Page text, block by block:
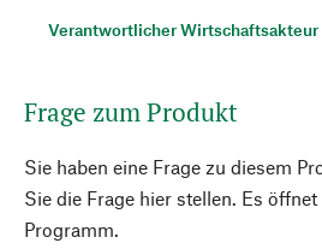
Verantwortlicher Wirtschaftsakteur
Frage zum Produkt
Sie haben eine Frage zu diesem
Sie die Frage hier stellen. Es
Programm.